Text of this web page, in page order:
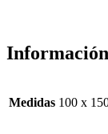
Medidas 100 x